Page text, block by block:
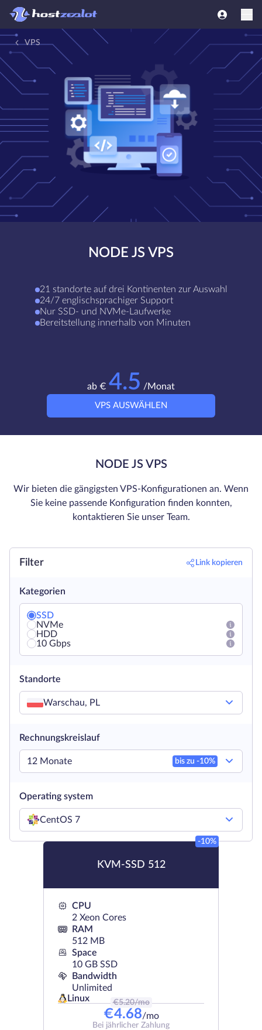
VPS
NODE JS VPS
21 standorte auf drei Kontinenten zur Auswahl
24/7 englischsprachiger Support
Nur SSD- und NVMe-Laufwerke
Bereitstellung innerhalb von Minuten
ab € 4.5 /Monat
VPS AUSWÄHLEN
NODE JS VPS
Wir bieten die gängigsten VPS-Konfigurationen an. Wenn
Sie keine passende Konfiguration finden konnten,
kontaktieren Sie unser Team.
Filter Link kopieren
Kategorien
SSD
NVMe
HDD
10 Gbps
Standorte
Warschau, PL
Rechnungskreislauf
12 Monate bis zu -10%
Operating system
CentOS 7
KVM-SSD 512
-10%
CPU
2 Xeon Cores
RAM
512 MB
Space
10 GB SSD
Bandwidth
Unlimited
Linux
€5.20/mo
€4.68/mo
Bei jährlicher Zahlung